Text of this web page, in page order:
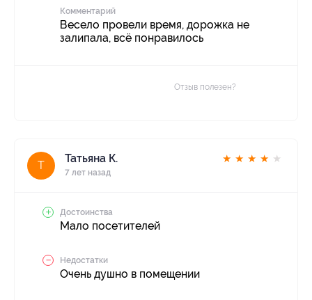
Комментарий
Весело провели время, дорожка не
залипала, всё понравилось
Отзыв полезен?
Т
Татьяна К.
7 лет назад
★ ★ ★ ★ ★
Достоинства
Мало посетителей
Недостатки
Очень душно в помещении